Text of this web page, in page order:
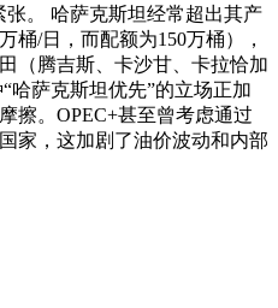
张。 哈萨克斯坦经常超出其产
桶/日，而配额为150万桶），
（腾吉斯、卡沙甘、卡拉恰加
哈萨克斯坦优先”的立场正加
擦。OPEC+甚至曾考虑通过
家，这加剧了油价波动和内部